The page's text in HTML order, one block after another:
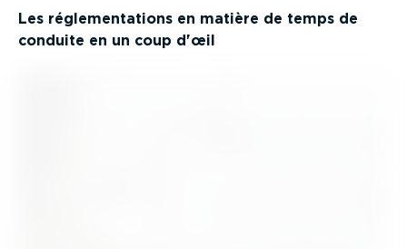
Les régle­men­ta­tions en matière de temps de
conduite en un coup d'œil